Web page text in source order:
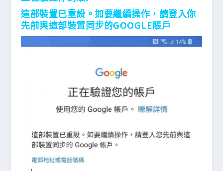
這部裝置已重設。如要繼續操作，請登入你
先前與這部裝置同步的GOOGLE賬戶